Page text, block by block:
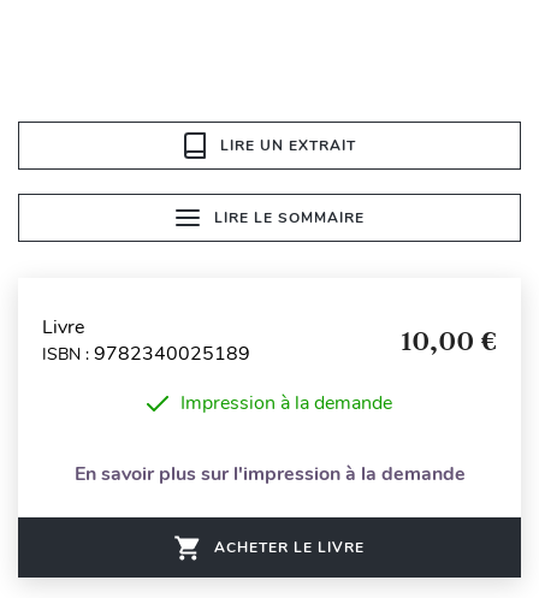
LIRE UN EXTRAIT
LIRE LE SOMMAIRE
Livre
ISBN : 9782340025189 10,00 €
Impression à la demande
En savoir plus sur l'impression à la demande
ACHETER LE LIVRE